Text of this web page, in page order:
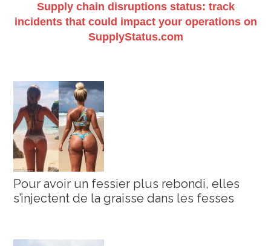
Supply chain disruptions status: track
incidents that could impact your operations on
SupplyStatus.com
Pour avoir un fessier plus rebondi, elles
s’injectent de la graisse dans les fesses